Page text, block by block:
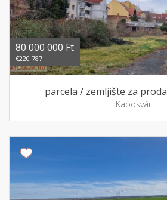
80 000 000 Ft
€220 787
parcela / zemljište za
Kaposvár